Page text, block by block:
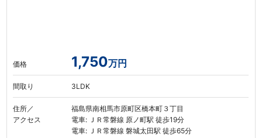
価格 1,750万円
間取り 3LDK
住所／
アクセス
福島県南相馬市原町区橋本町３丁目
電車: ＪＲ常磐線 原ノ町駅 徒歩19分
電車: ＪＲ常磐線 磐城太田駅 徒歩65分